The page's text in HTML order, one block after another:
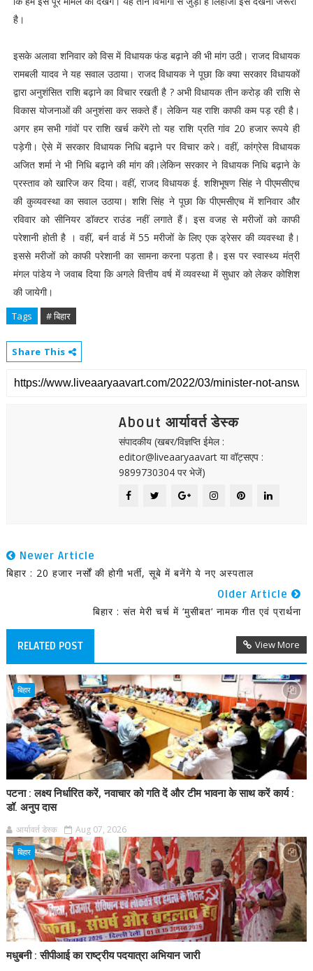
है।
इसके अलावा शनिवार को विस में विधायक फंड बढ़ाने की भी मांग उठी। राजद विधायक
रामबली यादव ने यह सवाल उठाया। राजद विधायक ने पूछा कि क्या सरकार विधायकों
द्वारा अनुशंसित राशि बढ़ाने का विचार रखती है ? अभी विधायक तीन करोड़ की राशि से
विकास योजनाओं की अनुशंसा कर सकते हैं। लेकिन यह राशि काफी कम पड़ रही है।
अगर हम सभी गांवों पर राशि खर्च करेंगे तो यह राशि प्रति गांव 20 हजार रूपये ही
पड़ेगी। ऐसे में सरकार विधायक निधि बढ़ाने पर विचार करे। वहीं, कांग्रेस विधायक
अजित शर्मा ने भी निधि बढ़ाने की मांग की।लेकिन सरकार ने विधायक निधि बढ़ाने के
प्रस्ताव को खारिज कर दिया। वहीं, राजद विधायक ई. शशिभूषण सिंह ने पीएमसीएच
की कुव्यवस्था का सवाल उठाया। शशि सिंह ने पूछा कि पीएमसीएच में शनिवार और
रविवार को सीनियर डॉक्टर राउंड नहीं लगाते हैं। इस वजह से मरीजों को काफी
परेशानी होती है । वहीं, बर्न वार्ड में 55 मरीजों के लिए एक ड्रेसर की व्यवस्था है।
इससे मरीजों को काफी परेशानी का सामना करना पड़ता है। इस पर स्वास्थ्य मंत्री
मंगल पांडेय ने जवाब दिया कि अगले वित्तीय वर्ष में व्यवस्था में सुधार को लेकर कोशिश
की जायेगी।
Tags # बिहार
Share This
About आर्यावर्त डेस्क
संपादकीय (खबर/विज्ञप्ति ईमेल :
editor@liveaaryaavart या वॉट्सएप :
9899730304 पर भेजें)
Newer Article
बिहार : 20 हजार नर्सों की होगी भर्ती, सूबे में बनेंगे ये नए अस्पताल
Older Article
बिहार : संत मेरी चर्च में ‘मुसीबत‘ नामक गीत एवं प्रार्थना
RELATED POST View More
बिहार
पटना : लक्ष्य निर्धारित करें, नवाचार को गति दें और टीम भावना के साथ करें कार्य :
डॉ. अनुप दास
आर्यावर्त डेस्क Aug 07, 2026
बिहार
मधुबनी : सीपीआई का राष्ट्रीय पदयात्रा अभियान जारी